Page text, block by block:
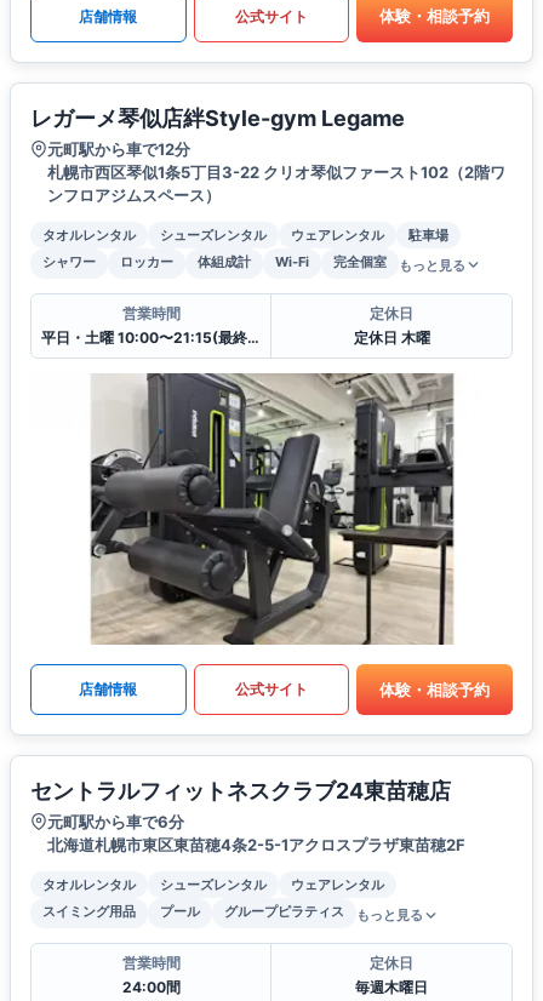
店舗情報 公式サイト 体験・相談予約
レガーメ琴似店絆Style-gym Legame
元町駅から車で12分
札幌市西区琴似1条5丁目3-22 クリオ琴似ファースト102（2階ワ
ンフロアジムスペース）
タオルレンタル シューズレンタル ウェアレンタル
駐車場
シャワー
ロッカー 体組成計 Wi-Fi 完全個室 もっと見る
営業時間
平日・土曜 10:00〜21:15(最終受付 20:30) 日曜・祝日 10:00〜17:15(最終受付 16:30)
定休日
定休日 木曜
店舗情報 公式サイト 体験・相談予約
セントラルフィットネスクラブ24東苗穂店
元町駅から車で6分
北海道札幌市東区東苗穂4条2-5-1アクロスプラザ東苗穂2F
タオルレンタル シューズレンタル
ウェアレンタル
スイミング用品
プール グループピラティス もっと見る
営業時間
24:00間
定休日
毎週木曜日